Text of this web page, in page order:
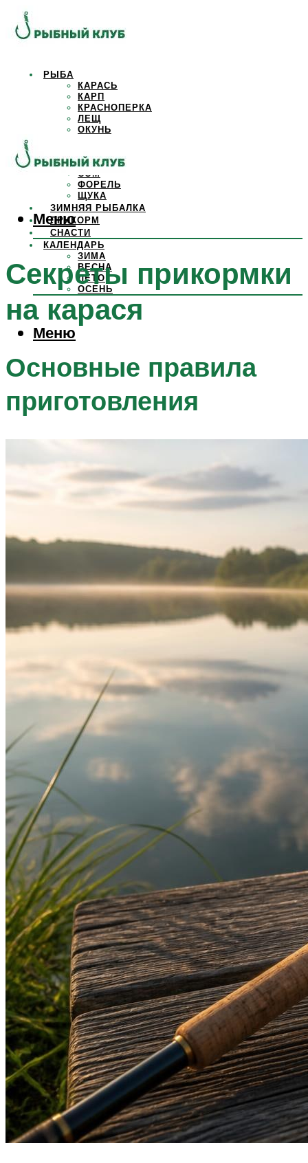
РЫБА
КАРАСЬ
КАРП
КРАСНОПЕРКА
ЛЕЩ
ОКУНЬ
САЗАН
СОМ
ФОРЕЛЬ
ЩУКА
ЗИМНЯЯ РЫБАЛКА
ПРИКОРМ
СНАСТИ
КАЛЕНДАРЬ
ЗИМА
ВЕСНА
ЛЕТО
ОСЕНЬ
Меню
Меню
Секреты прикормки
на карася
Основные правила
приготовления